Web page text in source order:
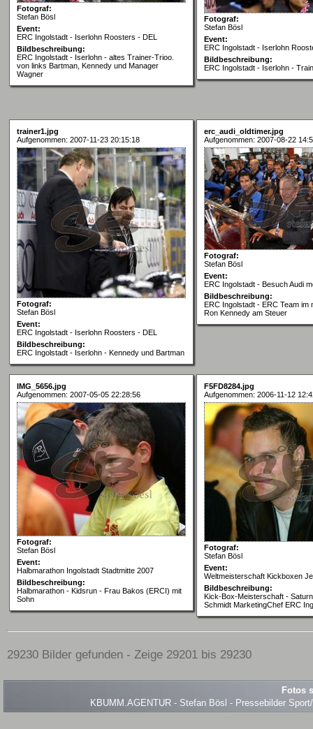
Fotograf:
Stefan Bösl
Event:
ERC Ingolstadt - Iserlohn Roosters - DEL
Bildbeschreibung:
ERC Ingolstadt - Iserlohn - altes Trainer-Trioo.
von links Bartman, Kennedy und Manager
Wagner
Fotograf:
Stefan Bösl
Event:
ERC Ingolstadt - Iserlohn
Bildbeschreibung:
ERC Ingolstadt - Iserlohn -
trainer1.jpg
Aufgenommen: 2007-11-23 20:15:18
Fotograf:
Stefan Bösl
Event:
ERC Ingolstadt - Iserlohn Roosters - DEL
Bildbeschreibung:
ERC Ingolstadt - Iserlohn - Kennedy und Bartman
erc_audi_oldtimer.jpg
Aufgenommen: 2007-08-22
Fotograf:
Stefan Bösl
Event:
ERC Ingolstadt - Besuch Audi
Bildbeschreibung:
ERC Ingolstadt - ERC Team im
Ron Kennedy am Steuer
IMG_5656.jpg
Aufgenommen: 2007-05-05 22:28:56
Fotograf:
Stefan Bösl
Event:
Halbmarathon Ingolstadt Stadtmitte 2007
Bildbeschreibung:
Halbmarathon - Kidsrun - Frau Bakos (ERCI) mit
Sohn
F5FD8284.jpg
Aufgenommen: 2006-11-12
Fotograf:
Stefan Bösl
Event:
Weltmeisterschaft Kickboxen
Bildbeschreibung:
Kick-Box-Meisterschaft -
Schmidt MarketingChef ERC
29230 Bilder gefunden - Zeige 29201 bis 29230
Fotos
KBUMM.AGENTUR - Stefan Bösl - Pressebilder